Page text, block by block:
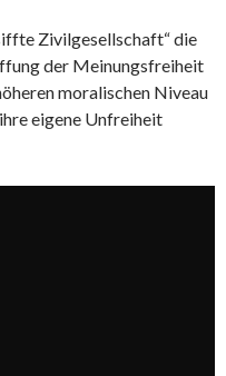
Zivilgesellschaft“ die
der Meinungsfreiheit
moralischen Niveau
eigene Unfreiheit